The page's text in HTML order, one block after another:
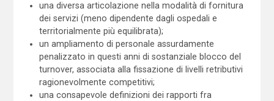
una diversa articolazione nella modalità di fornitura
dei servizi (meno dipendente dagli ospedali e
territorialmente più equilibrata);
un ampliamento di personale assurdamente
penalizzato in questi anni di sostanziale blocco del
turnover, associata alla fissazione di livelli retributivi
ragionevolmente competitivi;
una consapevole definizioni dei rapporti fra